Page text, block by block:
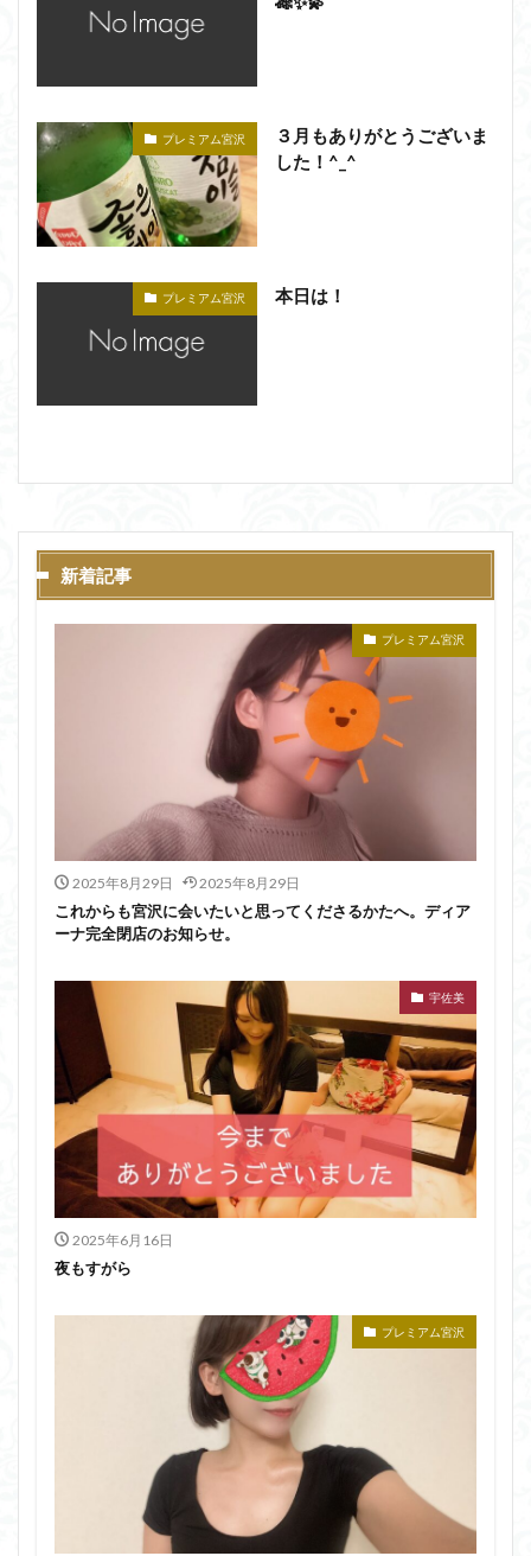
プレミアム宮沢
３月もありがとうございま
した！^_^
プレミアム宮沢 本日は！
新着記事
プレミアム宮沢
2025年8月29日 2025年8月29日
これからも宮沢に会いたいと思ってくださるかたへ。ディア
ーナ完全閉店のお知らせ。
宇佐美
2025年6月16日
夜もすがら
プレミアム宮沢